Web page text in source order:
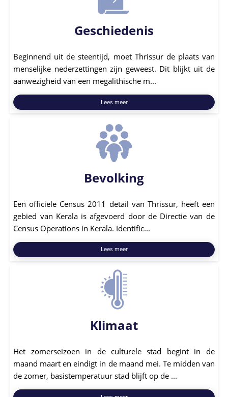
Geschiedenis
Beginnend uit de steentijd, moet Thrissur de plaats van
menselijke nederzettingen zijn geweest. Dit blijkt uit de
aanwezigheid van een megalithische m...
Lees meer
Bevolking
Een officiële Census 2011 detail van Thrissur, heeft een
gebied van Kerala is afgevoerd door de Directie van de
Census Operations in Kerala. Identific...
Lees meer
Klimaat
Het zomerseizoen in de culturele stad begint in de
maand maart en eindigt in de maand mei. Te midden van
de zomer, basistemperatuur stad blijft op de ...